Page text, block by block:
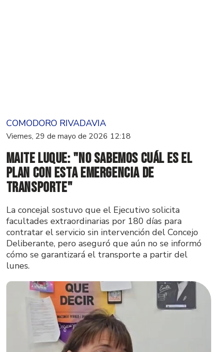
COMODORO RIVADAVIA
Viernes, 29 de mayo de 2026 12:18
Maite Luque: "No sabemos cuál es el
plan con esta emergencia de
transporte"
La concejal sostuvo que el Ejecutivo solicita
facultades extraordinarias por 180 días para
contratar el servicio sin intervención del Concejo
Deliberante, pero aseguró que aún no se informó
cómo se garantizará el transporte a partir del
lunes.